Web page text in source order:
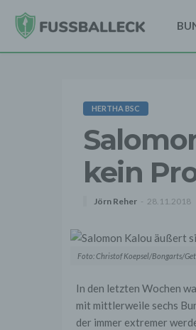
HERTHA BSC
kein
Jörn Reher 28.11.2018
Foto: Christof Koepsel/Bongarts/
In den letzten Wochen
mit mittlerweile sechs
der immer extremer